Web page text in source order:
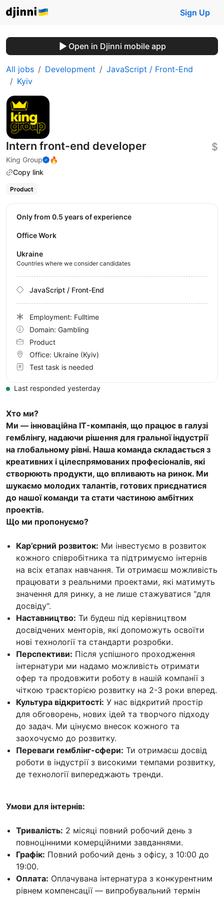
Sign Up
Open in Djinni mobile app
All jobs Development
JavaScript / Front-End
Kyiv
Intern front-end developer
King Group
🔥
Copy link
$
Product
Хто ми?
Ми — інноваційна IT-компанія, що працює в галузі
гемблінгу, надаючи рішення для гральної індустрії
на глобальному рівні. Наша команда складається з
креативних і цілеспрямованих професіоналів, які
створюють продукти, що впливають на ринок. Ми
шукаємо молодих талантів, готових приєднатися
до нашої команди та стати частиною амбітних
проектів.
Що ми пропонуємо?
Кар’єрний розвиток: Ми інвестуємо в розвиток
кожного співробітника та підтримуємо інтернів
на всіх етапах навчання. Ти отримаєш можливість
працювати з реальними проектами, які матимуть
значення для ринку, а не лише стажуватися "для
досвіду".
Наставництво: Ти будеш під керівництвом
досвідчених менторів, які допоможуть освоїти
нові технології та стандарти розробки.
Перспективи: Після успішного проходження
інтернатури ми надамо можливість отримати
офер та продовжити роботу в нашій компанії з
чіткою траєкторією розвитку на 2-3 роки вперед.
Культура відкритості: У нас відкритий простір
для обговорень, нових ідей та творчого підходу
до задач. Ми цінуємо внесок кожного та
заохочуємо до розвитку.
Переваги гемблінг-сфери: Ти отримаєш досвід
роботи в індустрії з високими темпами розвитку,
де технології випереджають тренди.
Умови для інтернів:
Тривалість: 2 місяці повний робочий день з
повноцінними комерційними завданнями.
Графік: Повний робочий день з офісу, з 10:00 до
19:00.
Оплата: Оплачувана інтернатура з конкурентним
рівнем компенсації — випробувальний термін
Only from 0.5 years of experience
Office Work
Ukraine
Countries where we consider candidates
JavaScript / Front-End
Employment: Fulltime
Domain: Gambling
Product
Office: Ukraine (Kyiv)
Test task is needed
Last responded yesterday